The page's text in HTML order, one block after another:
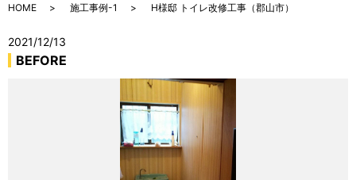
HOME 施工事例-1 H様邸 トイレ改修工事（郡山市）
2021/12/13
BEFORE